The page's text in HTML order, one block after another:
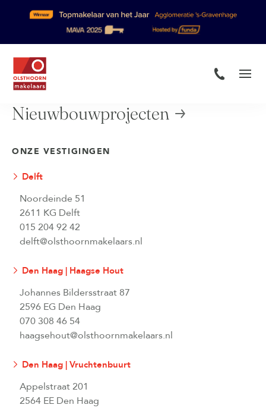
Nieuwbouwprojecten
ONZE VESTIGINGEN
Delft
Noordeinde 51
2611 KG Delft
015 204 92 42
delft@olsthoornmakelaars.nl
Den Haag | Haagse Hout
Johannes Bildersstraat 87
2596 EG Den Haag
070 308 46 54
haagsehout@olsthoornmakelaars.nl
Den Haag | Vruchtenbuurt
Appelstraat 201
2564 EE Den Haag